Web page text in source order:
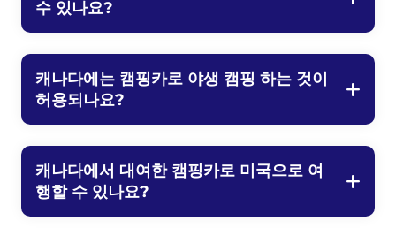
수 있나요?
캐나다에는 캠핑카로 야생 캠핑 하는 것이
허용되나요?
캐나다에서 대여한 캠핑카로 미국으로 여
행할 수 있나요?